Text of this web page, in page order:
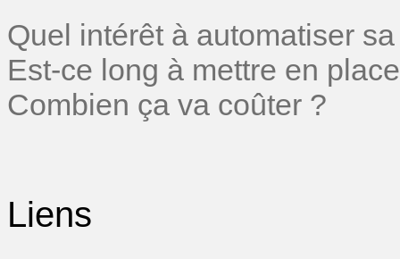
Quel intérêt à automatiser
Est-ce long à mettre en
Combien ça va coûter ?
Liens